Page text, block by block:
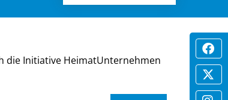
die Initiative HeimatUnternehmen